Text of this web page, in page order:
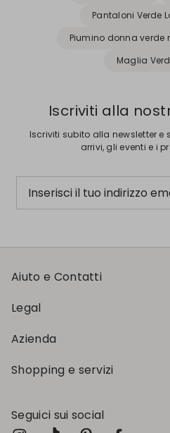
Pantaloni Verde
Piumino donna verde
Maglia
Iscriviti alla
Iscriviti subito alla newsletter
arrivi, gli eventi e i
Inserisci il tuo indirizzo
Aiuto e Contatti
Legal
Azienda
Shopping e servizi
Seguici sui social